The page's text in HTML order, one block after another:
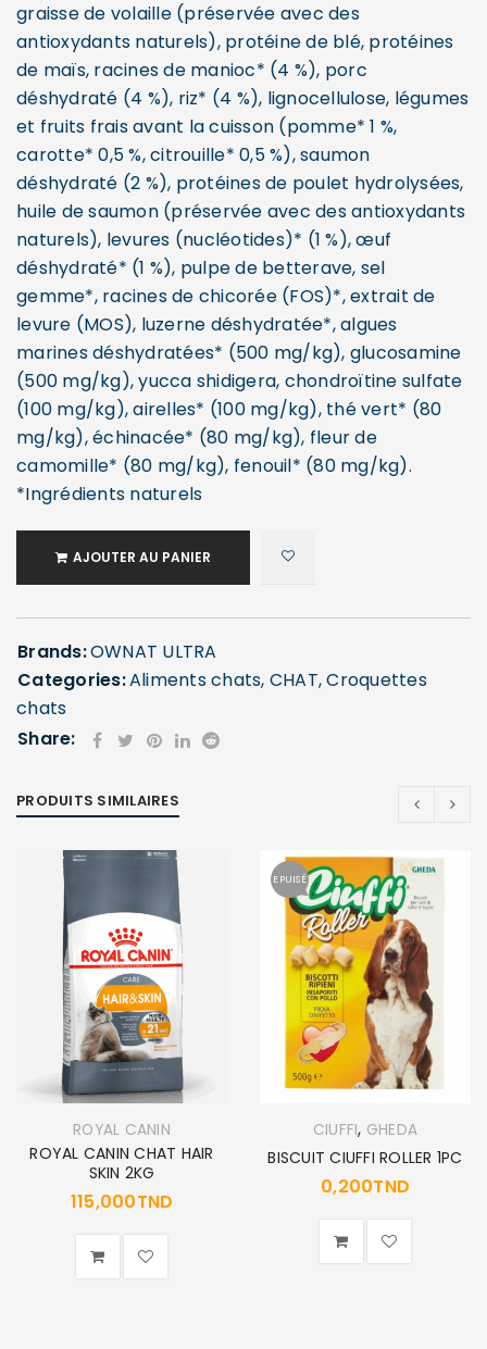
graisse de volaille (préservée avec des
antioxydants naturels), protéine de blé, protéines
de maïs, racines de manioc* (4 %), porc
déshydraté (4 %), riz* (4 %), lignocellulose, légumes
et fruits frais avant la cuisson (pomme* 1 %,
carotte* 0,5 %, citrouille* 0,5 %), saumon
déshydraté (2 %), protéines de poulet hydrolysées,
huile de saumon (préservée avec des antioxydants
naturels), levures (nucléotides)* (1 %), œuf
déshydraté* (1 %), pulpe de betterave, sel
gemme*, racines de chicorée (FOS)*, extrait de
levure (MOS), luzerne déshydratée*, algues
marines déshydratées* (500 mg/kg), glucosamine
(500 mg/kg), yucca shidigera, chondroïtine sulfate
(100 mg/kg), airelles* (100 mg/kg), thé vert* (80
mg/kg), échinacée* (80 mg/kg), fleur de
camomille* (80 mg/kg), fenouil* (80 mg/kg).
*Ingrédients naturels
AJOUTER AU PANIER
Brands:OWNAT ULTRA
Categories:Aliments chats, CHAT,Croquettes
chats
Share:
PRODUITS SIMILAIRES
ROYAL CANIN
ROYAL CANIN CHAT HAIR
SKIN 2KG
115,000TND
EPUISÉ
CIUFFI, GHEDA
BISCUIT CIUFFI ROLLER 1PC
0,200TND